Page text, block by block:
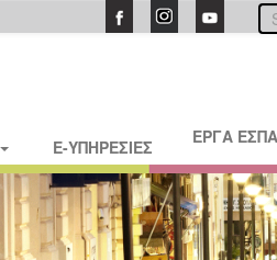
E-ΥΠΗΡΕΣΙΕΣ ΕΡΓΑ ΕΣΠΑ